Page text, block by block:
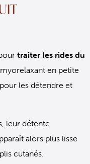
traiter les rides du
en petite
les détendre et
leur détente
alors plus lisse
cutanés.